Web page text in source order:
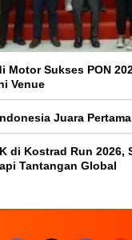
Motor Sukses PON
Venue
Juara
di Kostrad Run 2026,
Tantangan Global